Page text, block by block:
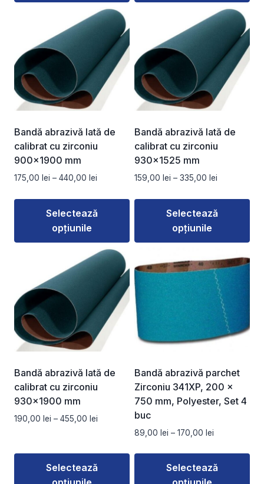
630,00 lei
mai
multe
variații.
Opțiunile
pot
fi
alese
în
produsului.
261,00 lei
mai
multe
variații.
Opțiunile
pot
fi
alese
în
produsului.
Bandă abrazivă lată de
calibrat cu zirconiu
900×1900 mm
175,00 lei – 440,00 lei
prețuri:
175,00 lei
440,00 lei
Selectează
opțiunile
mai
multe
variații.
Opțiunile
pot
fi
alese
în
produsului.
Bandă abrazivă lată de
calibrat cu zirconiu
930×1525 mm
159,00 lei – 335,00 lei
prețuri:
159,00 lei
Selectează
opțiunile
produs
are
mai
multe
variații.
Opțiunile
fi
alese
în
pagina
Bandă abrazivă lată de
calibrat cu zirconiu
930×1900 mm
190,00 lei – 455,00 lei
190,00 lei
până
Selectează
Bandă abrazivă parchet
Zirconiu 341XP, 200 x
750 mm, Polyester, Set 4
buc
89,00 lei – 170,00 lei
prețuri:
89,00 lei
Selectează